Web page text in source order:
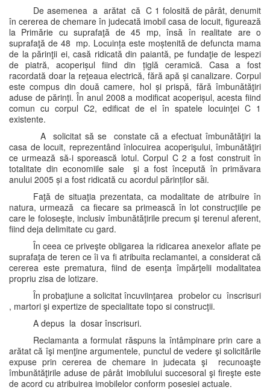
De asemenea a arătat că C 1 folosită de pârât, denumit
în cererea de chemare în judecată imobil casa de locuit, figurează
la Primărie cu suprafaţă de 45 mp, însă în realitate are o
suprafaţă de 48 mp. Locuința este moștenită de defuncta mama
de la părinţii ei, casă ridicată din paiantă, pe fundaţie de lespezi
de piatră, acoperișul fiind din țiglă ceramică. Casa a fost
racordată doar la reţeaua electrică, fără apă și canalizare. Corpul
este compus din două camere, hol și prispă, fără îmbunătăţiri
aduse de părinţi. În anul 2008 a modificat acoperișul, acesta fiind
comun cu corpul C2, edificat de el în spatele locuinţei C 1
existente.
A solicitat să se constate că a efectuat îmbunătăţiri la
casa de locuit, reprezentând înlocuirea acoperişului, îmbunătăţiri
ce urmează să-i sporească lotul. Corpul C 2 a fost construit în
totalitate din economiile sale şi a fost începută în primăvara
anului 2005 și a fost ridicată cu acordul părinților săi.
Faţă de situaţia prezentata, ca modalitate de atribuire în
natura, urmează ca fiecare sa primească în lot construcţiile pe
care le foloseşte, inclusiv îmbunătăţirile precum şi terenul aferent,
fiind deja delimitate cu gard.
În ceea ce priveşte obligarea la ridicarea anexelor aflate pe
suprafaţa de teren ce îi va fi atribuita reclamantei, a considerat că
cererea este prematura, fiind de esenţa împărţelii modalitatea
propriu zisa de lotizare.
În probaţiune a solicitat încuviinţarea probelor cu înscrisuri
, martori şi expertize de specialitate topo si construcţii.
A depus la dosar înscrisuri.
Reclamanta a formulat răspuns la întâmpinare prin care a
arătat că îşi menţine argumentele, punctul de vedere şi solicitările
expuse prin cererea de chemare in judecata şi recunoaşte
îmbunătăţirile aduse de pârât imobilului succesoral şi fireşte este
de acord cu atribuirea imobilelor conform posesiei actuale.